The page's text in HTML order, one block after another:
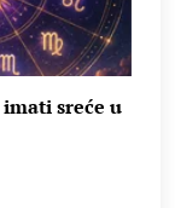
sreće u